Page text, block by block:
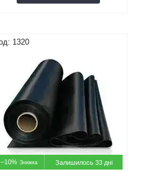
1320
–10% Залишилось 33 дні